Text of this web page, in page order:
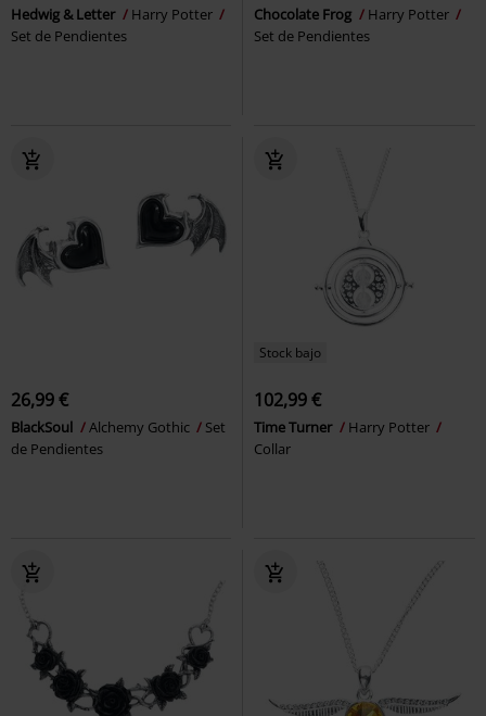
Hedwig & Letter
Harry Potter
Set de Pendientes
Chocolate Frog
Harry Potter
Set de Pendientes
26,99 €
BlackSoul Alchemy Gothic
Set
de Pendientes
Stock bajo
102,99 €
Time Turner
Harry Potter
Collar